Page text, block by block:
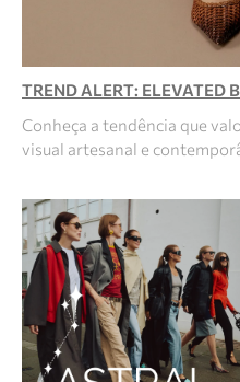
TREND ALERT: ELEVATED
Conheça a tendência que
visual artesanal e